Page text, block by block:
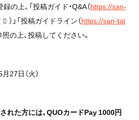
の上、「投稿ガイド・Q&A（https://san-
）」「投稿ガイドライン（https://san-tat
照の上、投稿してください。
27日（火）
れた方には、QUOカードPay 1000円